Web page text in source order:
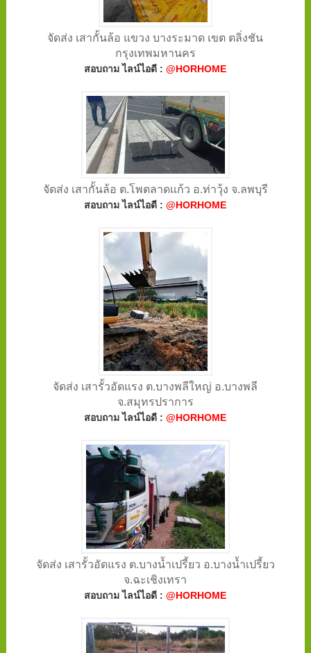
จัดส่ง เสากั้นล้อ แขวง บางระมาด เขต ตลิ่งชัน
กรุงเทพมหานคร
สอบถาม ไลน์ไอดี :@HORHOME
จัดส่ง เสากั้นล้อ ต.โพตลาดแก้ว อ.ท่าวุ้ง จ.ลพบุรี
สอบถาม ไลน์ไอดี :@HORHOME
จัดส่ง เสารั้วอัดแรง ต.บางพลีใหญ่ อ.บางพลี
จ.สมุทรปราการ
สอบถาม ไลน์ไอดี :@HORHOME
จัดส่ง เสารั้วอัดแรง ต.บางน้ำเปรี้ยว อ.บางน้ำเปรี้ยว
จ.ฉะเชิงเทรา
สอบถาม ไลน์ไอดี :@HORHOME